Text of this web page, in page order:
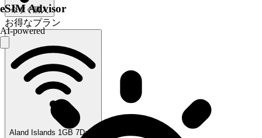
今すぐ購入
お得なプラン
Aland Islands 1GB 7Days
eSIM Advisor
AI-powered